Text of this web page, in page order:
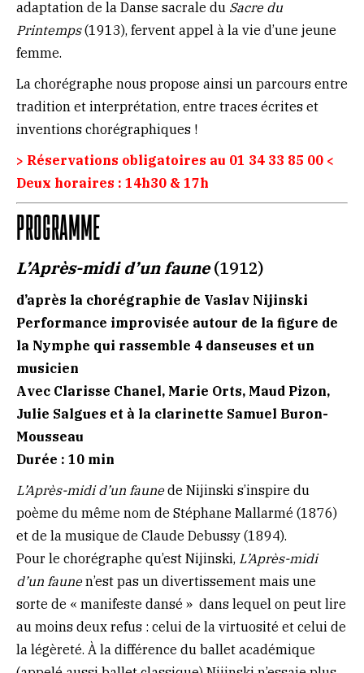
adaptation de la Danse sacrale du Sacre du
Printemps(1913), fervent appel à la vie d’une jeune
femme.
La chorégraphe nous propose ainsi un parcours entre
tradition et interprétation, entre traces écrites et
inventions chorégraphiques !
> Réservations obligatoires au 01 34 33 85 00 <
Deux horaires : 14h30 & 17h
PROGRAMME
L’Après-midi d’un faune(1912)
d’après la chorégraphie de Vaslav Nijinski
Performance improvisée autour de la figure de
la Nymphe qui rassemble 4 danseuses et un
musicien
Avec Clarisse Chanel, Marie Orts, Maud Pizon,
Julie Salgues et à la clarinette Samuel Buron-
Mousseau
Durée : 10 min
L’Après-midi d’un faunede Nijinski s’inspire du
poème du même nom de Stéphane Mallarmé (1876)
et de la musique de Claude Debussy (1894).
Pour le chorégraphe qu’est Nijinski, L’Après-midi
d’un faunen’est pas un divertissement mais une
sorte de « manifeste dansé » dans lequel on peut lire
au moins deux refus : celui de la virtuosité et celui de
la légèreté. À la différence du ballet académique